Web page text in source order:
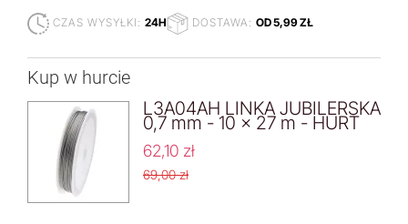
CZAS WYSYŁKI: 24H DOSTAWA: OD 5,99 ZŁ
Kup w hurcie
L3A04AH LINKA JUBILERSKA
0,7 mm - 10 x 27 m - HURT
62,10 zł
69,00 zł